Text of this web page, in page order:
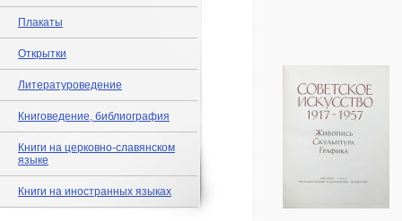
Плакаты
Открытки
Литературоведение
Книговедение, библиография
Книги на церковно-славянском
языке
Книги на иностранных языках